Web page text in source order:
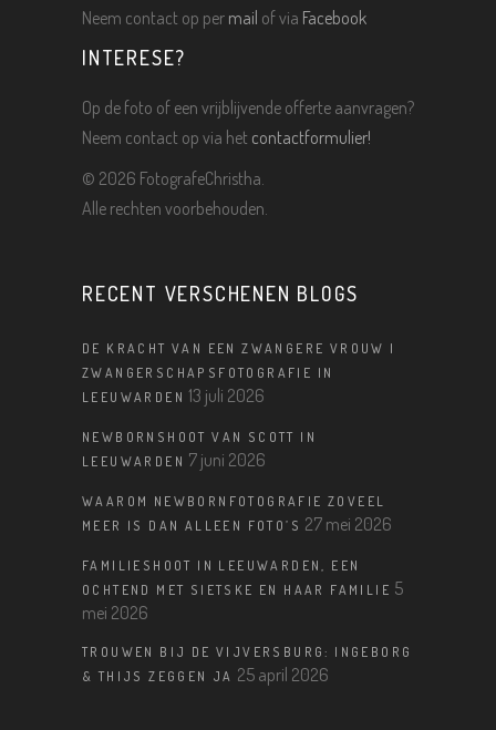
Neem contact op per mail of via Facebook
INTERESE?
Op de foto of een vrijblijvende offerte aanvragen?
Neem contact op via het contactformulier!
© 2026 FotografeChristha.
Alle rechten voorbehouden.
RECENT VERSCHENEN BLOGS
DE KRACHT VAN EEN ZWANGERE VROUW |
ZWANGERSCHAPSFOTOGRAFIE IN
LEEUWARDEN 13 juli 2026
NEWBORNSHOOT VAN SCOTT IN
LEEUWARDEN 7 juni 2026
WAAROM NEWBORNFOTOGRAFIE ZOVEEL
MEER IS DAN ALLEEN FOTO’S 27 mei 2026
FAMILIESHOOT IN LEEUWARDEN, EEN
OCHTEND MET SIETSKE EN HAAR FAMILIE 5
mei 2026
TROUWEN BIJ DE VIJVERSBURG: INGEBORG
& THIJS ZEGGEN JA 25 april 2026